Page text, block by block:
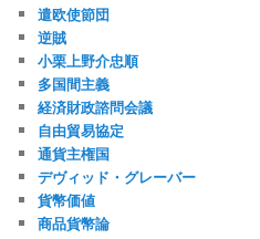
遣欧使節団
逆賊
小栗上野介忠順
多国間主義
経済財政諮問会議
自由貿易協定
通貨主権国
デヴィッド・グレーバー
貨幣価値
商品貨幣論